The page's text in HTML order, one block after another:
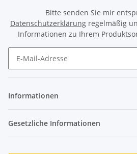
Bitte senden Sie mir
Datenschutzerklärung regelmäßig
Informationen zu Ihrem
Informationen
Gesetzliche Informationen